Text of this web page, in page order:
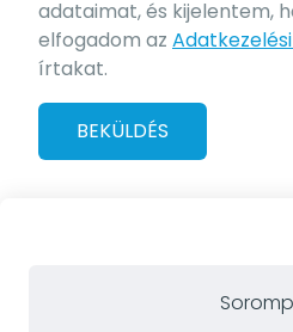
adataimat, és kijelentem,
elfogadom az
írtakat.
BEKÜLDÉS